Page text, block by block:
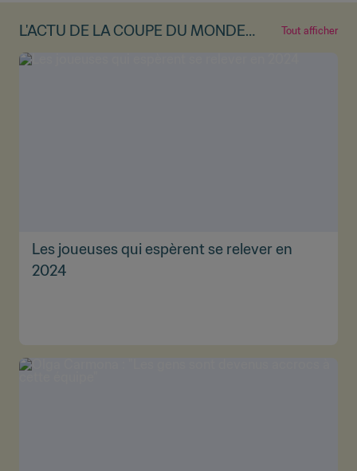
L'ACTU DE LA COUPE DU MONDE
FÉMININE DE LA FIFA™
Tout afficher
Les joueuses qui espèrent se relever en
2024